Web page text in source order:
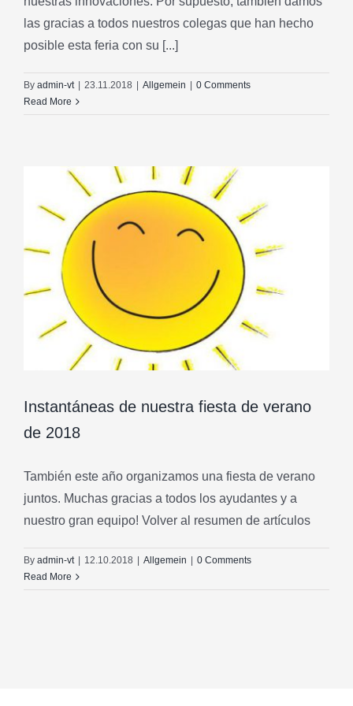
las gracias a todos nuestros colegas que han hecho
posible esta feria con su [...]
By admin-vt | 23.11.2018 | Allgemein | 0 Comments
Read More
Instantáneas de nuestra fiesta de verano
de 2018
También este año organizamos una fiesta de verano
juntos. Muchas gracias a todos los ayudantes y a
nuestro gran equipo! Volver al resumen de artículos
By admin-vt | 12.10.2018 | Allgemein | 0 Comments
Read More